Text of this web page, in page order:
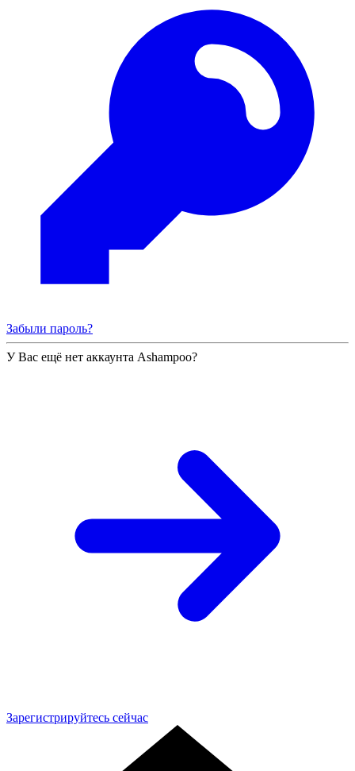
Забыли пароль?
У Вас ещё нет аккаунта Ashampoo?
Зарегистрируйтесь сейчас